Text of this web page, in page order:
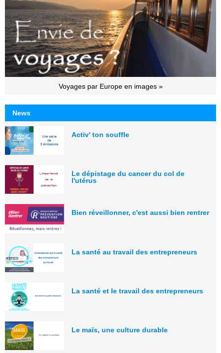
Voyages par Europe en images »
News
Activ' ton souffle
Le dépistage du cancer du col de
l'utérus
Bien réveillonner, c'est aussi bien rentrer
La santé au travail des entrepreneurs
La santé et le travail des entrepreneurs
Le maïs, une culture durable